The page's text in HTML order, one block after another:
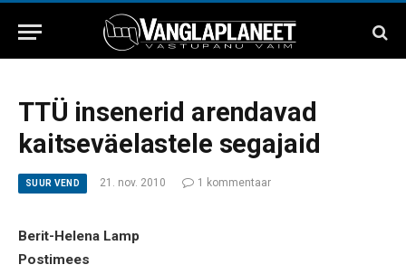
TTÜ insenerid arendavad
kaitseväelastele segajaid
SUUR VEND 21. nov. 2010 1 kommentaar
Berit-Helena Lamp
Postimees